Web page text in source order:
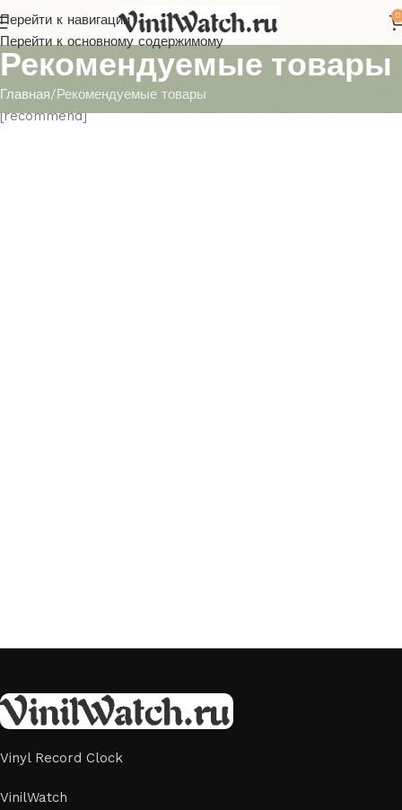
Перейти к навигации
Перейти к основному содержимому
0
Рекомендуемые товары
Главная Рекомендуемые товары
[recommend]
Vinyl Record Clock
VinilWatch